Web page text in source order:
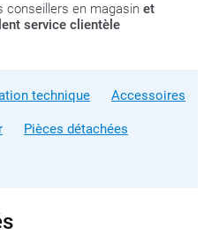
conseillers en magasin et
service clientèle
technique Accessoires
Pièces détachées